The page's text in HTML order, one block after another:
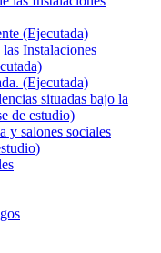
(Ejecutada)
Instalaciones
(Ejecutada)
situadas bajo la
de estudio)
y salones sociales